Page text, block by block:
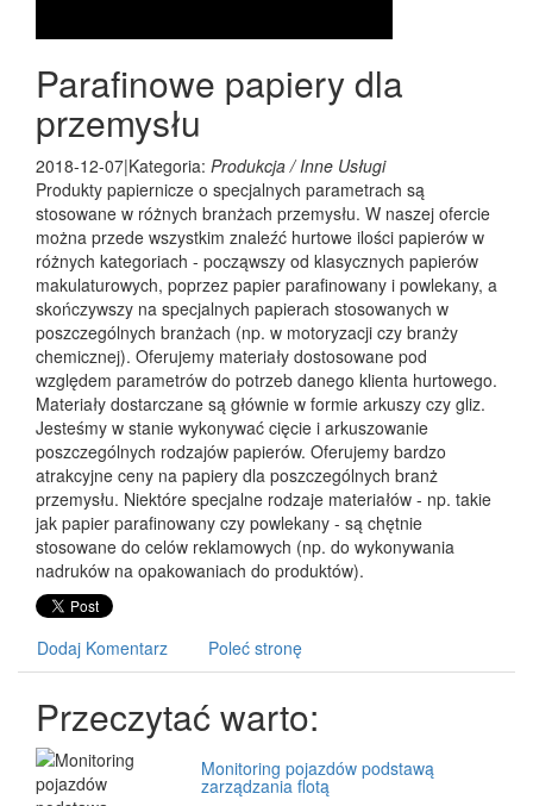
Parafinowe papiery dla
przemysłu
2018-12-07|Kategoria: Produkcja / Inne Usługi
Produkty papiernicze o specjalnych parametrach są
stosowane w różnych branżach przemysłu. W naszej ofercie
można przede wszystkim znaleźć hurtowe ilości papierów w
różnych kategoriach - począwszy od klasycznych papierów
makulaturowych, poprzez papier parafinowany i powlekany, a
skończywszy na specjalnych papierach stosowanych w
poszczególnych branżach (np. w motoryzacji czy branży
chemicznej). Oferujemy materiały dostosowane pod
względem parametrów do potrzeb danego klienta hurtowego.
Materiały dostarczane są głównie w formie arkuszy czy gliz.
Jesteśmy w stanie wykonywać cięcie i arkuszowanie
poszczególnych rodzajów papierów. Oferujemy bardzo
atrakcyjne ceny na papiery dla poszczególnych branż
przemysłu. Niektóre specjalne rodzaje materiałów - np. takie
jak papier parafinowany czy powlekany - są chętnie
stosowane do celów reklamowych (np. do wykonywania
nadruków na opakowaniach do produktów).
Dodaj Komentarz Poleć stronę
Przeczytać warto:
Monitoring pojazdów podstawą
zarządzania flotą